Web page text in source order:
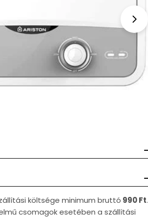
költsége minimum bruttó 990 Ft.
csomagok esetében a szállítási